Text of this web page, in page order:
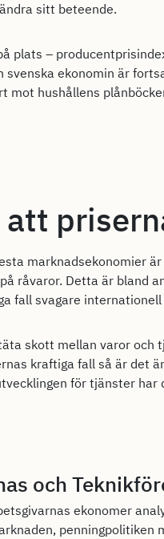
sitt beteende.
plats –
ekonomin är
mot hushållens
marknadsekonomier
råvaror. Detta är bland
fall svagare
skott mellan varor och
kraftiga fall så är
för tjänster har
och
ekonomer
penningpolitiken